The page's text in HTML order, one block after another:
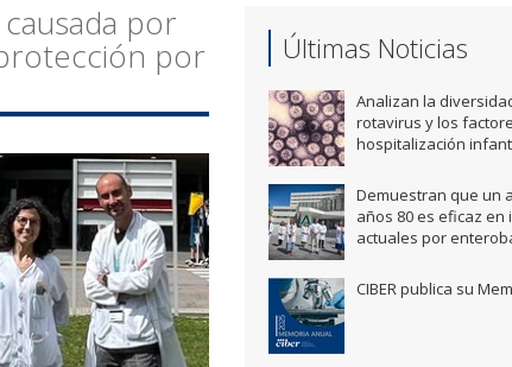
por
por Últimas Noticias
Analizan la
rotavirus y los
hospitalización
Demuestran que un
años 80 es eficaz en
actuales por
CIBER publica su